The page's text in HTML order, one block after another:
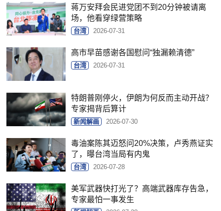
蒋万安拜会民进党团不到20分钟被请离
场，他看穿绿营策略
台湾 2026-07-31
高市早苗感谢各国慰问“独漏赖清德”
台湾 2026-07-31
特朗普刚停火，伊朗为何反而主动开战？
专家揭背后算计
新闻解画 2026-07-30
毒油案陈其迈怒问20%决策，卢秀燕证实
了，曝台湾当局有内鬼
台湾 2026-07-28
美军武器快打光了？高端武器库存告急，
专家最怕一事发生